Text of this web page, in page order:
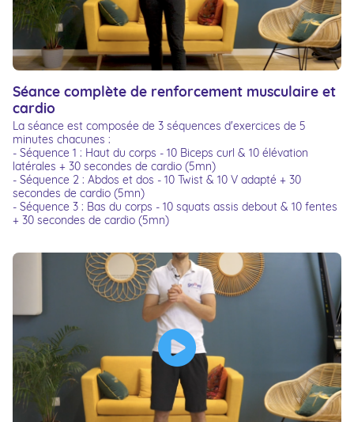
Séance complète de renforcement musculaire et
cardio
La séance est composée de 3 séquences d'exercices de 5
minutes chacunes :
- Séquence 1 : Haut du corps - 10 Biceps curl & 10 élévation
latérales + 30 secondes de cardio (5mn)
- Séquence 2 : Abdos et dos - 10 Twist & 10 V adapté + 30
secondes de cardio (5mn)
- Séquence 3 : Bas du corps - 10 squats assis debout & 10 fentes
+ 30 secondes de cardio (5mn)